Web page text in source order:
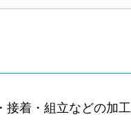
接着・組立などの加工